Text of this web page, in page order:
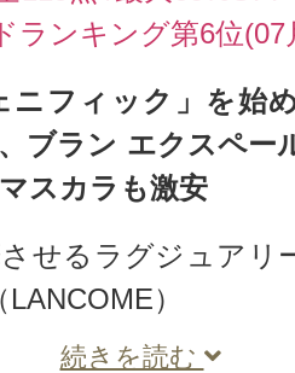
ランキング第6位(07
ニフィック」を始
ブラン エクスペー
スカラも激安
せるラグジュアリ
）
続きを読む